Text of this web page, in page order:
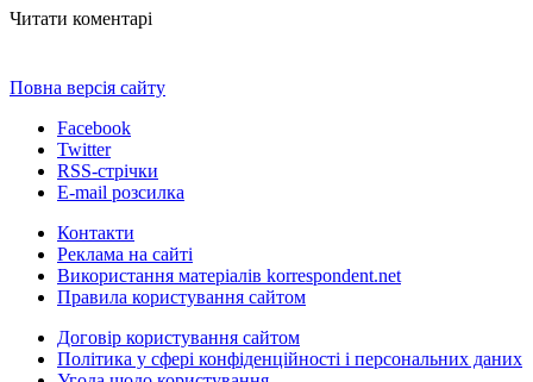
Читати коментарі
Повна версія сайту
Facebook
Twitter
RSS-стрічки
E-mail розсилка
Контакти
Реклама на сайті
Використання матеріалів korrespondent.net
Правила користування сайтом
Договір користування сайтом
Політика у сфері конфіденційності і персональних даних